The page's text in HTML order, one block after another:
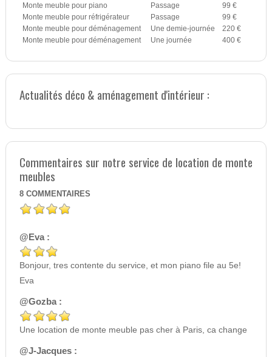
Monte meuble pour piano
Passage
99 €
Monte meuble pour réfrigérateur
Passage
99 €
Monte meuble pour déménagement
Une demie-journée
220 €
Monte meuble pour déménagement
Une journée 400 €
Actualités déco & aménagement d'intérieur :
Commentaires sur notre service de location de monte
meubles
8 COMMENTAIRES
@Eva :
Bonjour, tres contente du service, et mon piano file au 5e!
Eva
@Gozba :
Une location de monte meuble pas cher à Paris, ca change
@J-Jacques :